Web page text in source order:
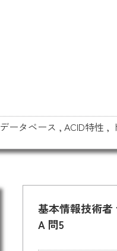
データベース , ACID特性 ,
基本情報技術者
A 問5